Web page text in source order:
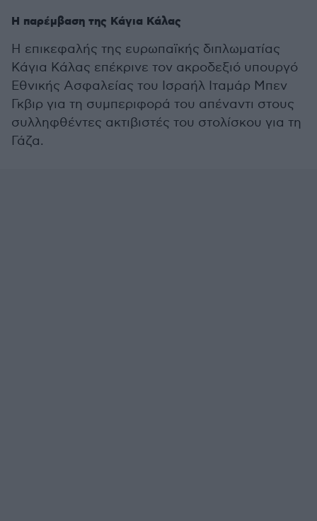
Η παρέμβαση της Κάγια Κάλας
Η επικεφαλής της ευρωπαϊκής διπλωματίας
Κάγια Κάλας επέκρινε τον ακροδεξιό υπουργό
Εθνικής Ασφαλείας του Ισραήλ Ιταμάρ Μπεν
Γκβιρ για τη συμπεριφορά του απέναντι στους
συλληφθέντες ακτιβιστές του στολίσκου για τη
Γάζα.